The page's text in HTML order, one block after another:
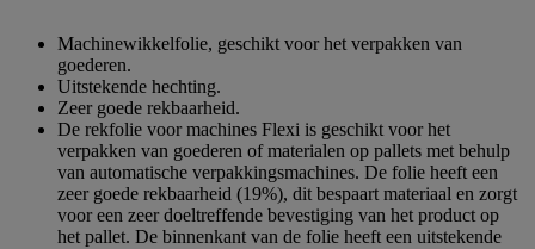
paginalink.
Machinewikkelfolie, geschikt voor het verpakken van
goederen.
Uitstekende hechting.
Zeer goede rekbaarheid.
De rekfolie voor machines Flexi is geschikt voor het
verpakken van goederen of materialen op pallets met behulp
van automatische verpakkingsmachines. De folie heeft een
zeer goede rekbaarheid (19%), dit bespaart materiaal en zorgt
voor een zeer doeltreffende bevestiging van het product op
het pallet. De binnenkant van de folie heeft een uitstekende